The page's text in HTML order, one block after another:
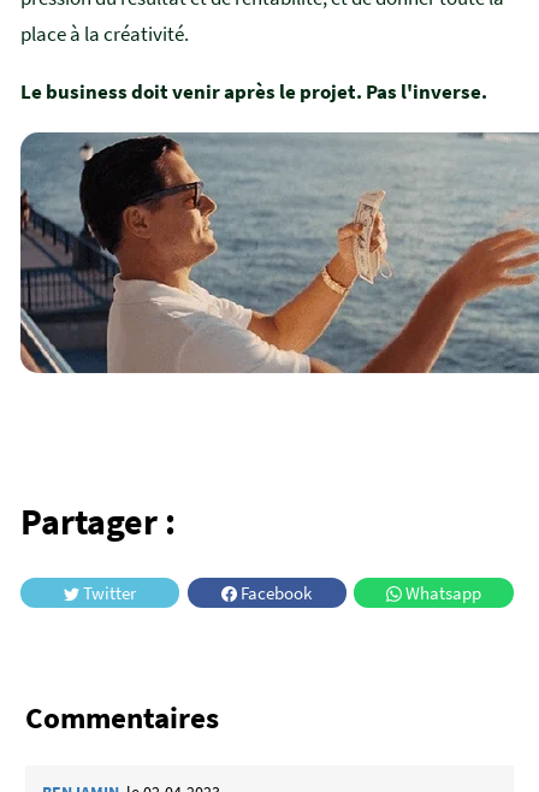
place à la créativité.
Le business doit venir après le projet. Pas l'inverse.
Partager :
Twitter Facebook Whatsapp
Commentaires